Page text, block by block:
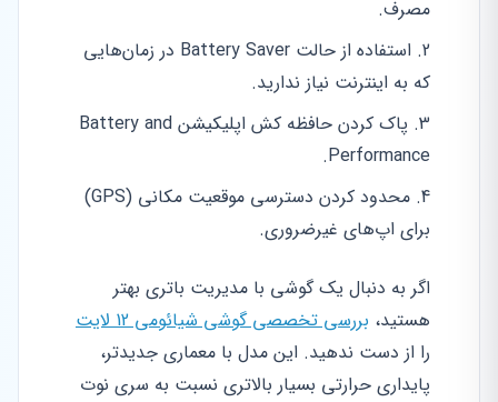
مصرف.
استفاده از حالت Battery Saver در زمان‌هایی
که به اینترنت نیاز ندارید.
پاک کردن حافظه کش اپلیکیشن Battery and
Performance.
محدود کردن دسترسی موقعیت مکانی (GPS)
برای اپ‌های غیرضروری.
اگر به دنبال یک گوشی با مدیریت باتری بهتر
هستید، بررسی تخصصی گوشی شیائومی 12 لایت
را از دست ندهید. این مدل با معماری جدیدتر،
پایداری حرارتی بسیار بالاتری نسبت به سری نوت